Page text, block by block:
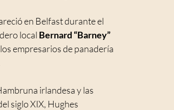
en Belfast durante el
local Bernard “Barney”
empresarios de panadería
irlandesa y las
siglo XIX, Hughes